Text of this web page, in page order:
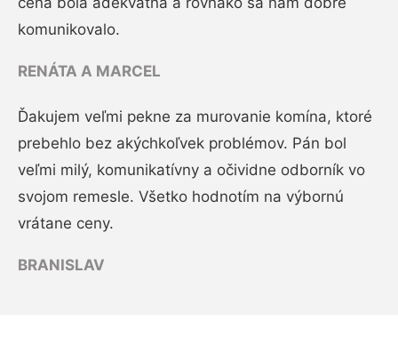
komunikovalo.
RENÁTA A MARCEL
Ďakujem veľmi pekne za murovanie komína, ktoré
prebehlo bez akýchkoľvek problémov. Pán bol
veľmi milý, komunikatívny a očividne odborník vo
svojom remesle. Všetko hodnotím na výbornú
vrátane ceny.
BRANISLAV